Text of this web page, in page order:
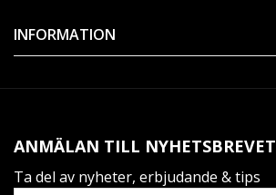
INFORMATION
ANMÄLAN TILL NYHETSBREVET
Ta del av nyheter, erbjudande & tips